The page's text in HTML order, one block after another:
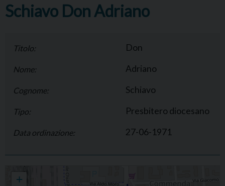
Schiavo Don Adriano
Titolo: Don
Nome: Adriano
Cognome: Schiavo
Tipo: Presbitero diocesano
Data ordinazione: 27-06-1971
Adriano Schiavo
+